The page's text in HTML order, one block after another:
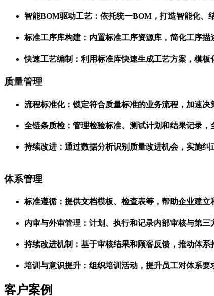
智能BOM驱动工艺：依托统一BOM，打造智能化、
标准工序库构建：内置标准工序资源库，简化工序
快速工艺编制：利用标准库快速生成工艺方案，模
质量管理
流程标准化：锁定符合质量标准的业务流程，加速决
全链条质检：管理检验标准、测试计划和结果记录，
持续改进：通过数据分析识别质量改进机会，实施纠
体系管理
标准遵循：提供文档模板、检查表等，帮助企业建立
内审与外审管理：计划、执行和记录内部审核与第三
持续改进机制：基于审核结果和顾客反馈，推动体系
培训与意识提升：组织培训活动，提升员工对体系要
客户案例